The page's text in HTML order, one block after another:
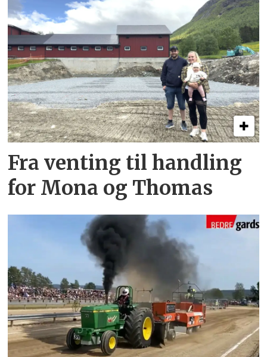
Fra venting til handling
for Mona og Thomas